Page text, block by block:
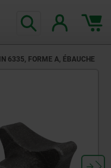
6335, FORME A, ÉBAUCHE